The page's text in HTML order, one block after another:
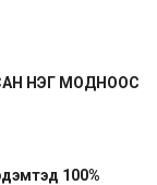
НЭГ МОДНООС
100%